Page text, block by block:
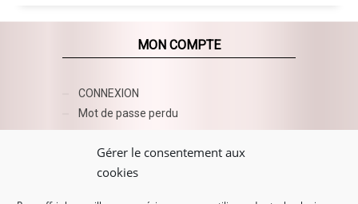
Gérer le consentement aux
cookies
MON COMPTE
CONNEXION
Mot de passe perdu
AZUR BEAUTY ESHOP